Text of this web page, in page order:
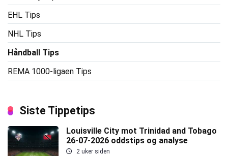
EHL Tips
NHL Tips
Håndball Tips
REMA 1000-ligaen Tips
Siste Tippetips
Louisville City mot Trinidad and Tobago
26-07-2026 oddstips og analyse
2 uker siden